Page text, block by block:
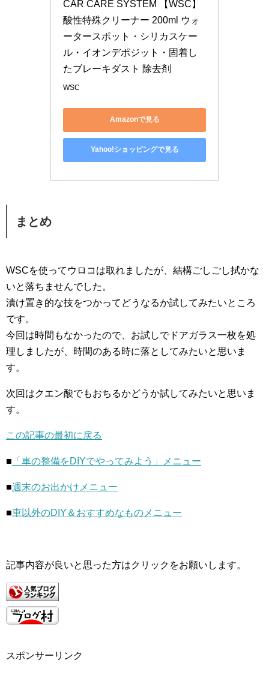
CAR CARE SYSTEM 【WSC】
酸性特殊クリーナー 200ml ウォ
ータースポット・シリカスケー
ル・イオンデポジット・固着し
たブレーキダスト 除去剤
WSC
Amazonで見る
Yahoo!ショッピングで見る
まとめ
WSCを使ってウロコは取れましたが、結構ごしごし拭かな
いと落ちませんでした。
漬け置き的な技をつかってどうなるか試してみたいところ
です。
今回は時間もなかったので、お試しでドアガラス一枚を処
理しましたが、時間のある時に落としてみたいと思いま
す。
次回はクエン酸でもおちるかどうか試してみたいと思いま
す。
この記事の最初に戻る
■ 「車の整備をDIYでやってみよう」メニュー
■週末のお出かけメニュー
■車以外のDIY＆おすすめなものメニュー
記事内容が良いと思った方はクリックをお願いします。
スポンサーリンク